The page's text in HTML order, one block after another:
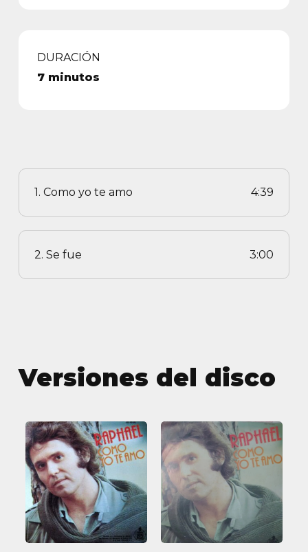
DURACIÓN
7 minutos
1. Como yo te amo 4:39
2. Se fue 3:00
Versiones del disco
Como
yo
te
amo
Como
yo
te
amo